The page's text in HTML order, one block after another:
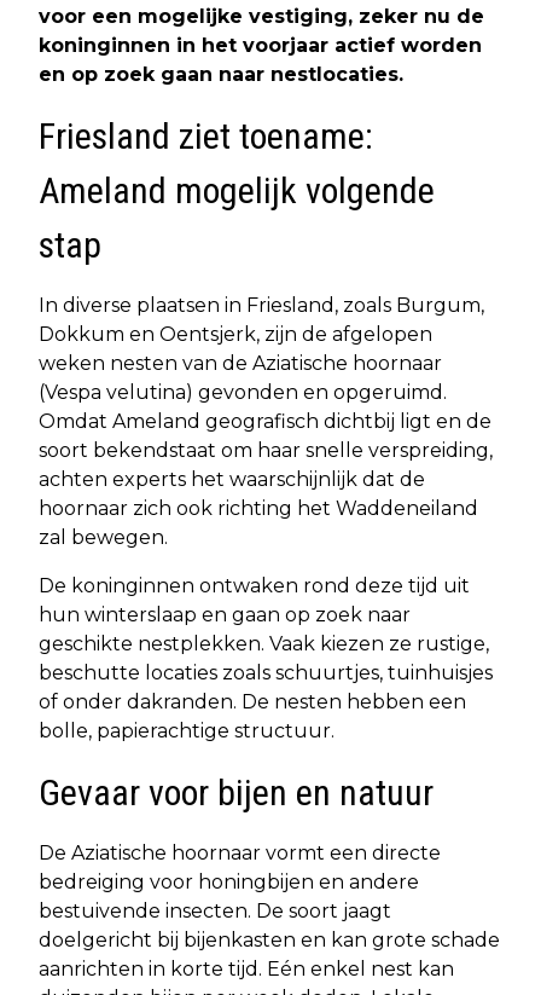
voor een mogelijke vestiging, zeker nu de
koninginnen in het voorjaar actief worden
en op zoek gaan naar nestlocaties.
Friesland ziet toename:
Ameland mogelijk volgende
stap
In diverse plaatsen in Friesland, zoals Burgum,
Dokkum en Oentsjerk, zijn de afgelopen
weken nesten van de Aziatische hoornaar
(Vespa velutina) gevonden en opgeruimd.
Omdat Ameland geografisch dichtbij ligt en de
soort bekendstaat om haar snelle verspreiding,
achten experts het waarschijnlijk dat de
hoornaar zich ook richting het Waddeneiland
zal bewegen.
De koninginnen ontwaken rond deze tijd uit
hun winterslaap en gaan op zoek naar
geschikte nestplekken. Vaak kiezen ze rustige,
beschutte locaties zoals schuurtjes, tuinhuisjes
of onder dakranden. De nesten hebben een
bolle, papierachtige structuur.
Gevaar voor bijen en natuur
De Aziatische hoornaar vormt een directe
bedreiging voor honingbijen en andere
bestuivende insecten. De soort jaagt
doelgericht bij bijenkasten en kan grote schade
aanrichten in korte tijd. Eén enkel nest kan